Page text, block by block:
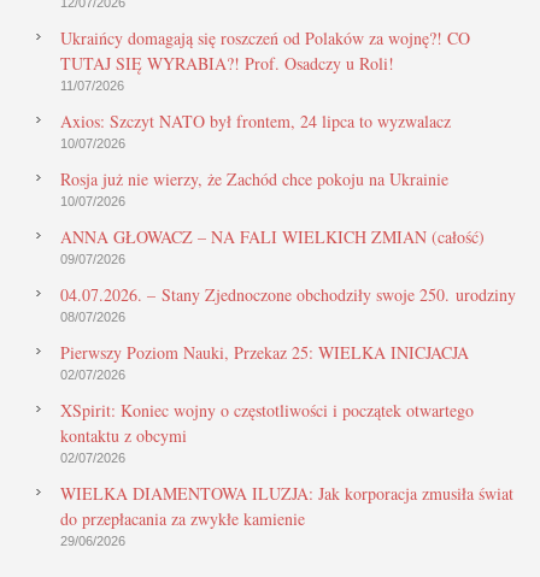
Ukraińcy domagają się roszczeń od Polaków za wojnę?! CO
TUTAJ SIĘ WYRABIA?! Prof. Osadczy u Roli!
11/07/2026
Axios: Szczyt NATO był frontem, 24 lipca to wyzwalacz
10/07/2026
Rosja już nie wierzy, że Zachód chce pokoju na Ukrainie
10/07/2026
ANNA GŁOWACZ – NA FALI WIELKICH ZMIAN (całość)
09/07/2026
04.07.2026. – Stany Zjednoczone obchodziły swoje 250. urodziny
08/07/2026
Pierwszy Poziom Nauki, Przekaz 25: WIELKA INICJACJA
02/07/2026
XSpirit: Koniec wojny o częstotliwości i początek otwartego
kontaktu z obcymi
02/07/2026
WIELKA DIAMENTOWA ILUZJA: Jak korporacja zmusiła świat
do przepłacania za zwykłe kamienie
29/06/2026